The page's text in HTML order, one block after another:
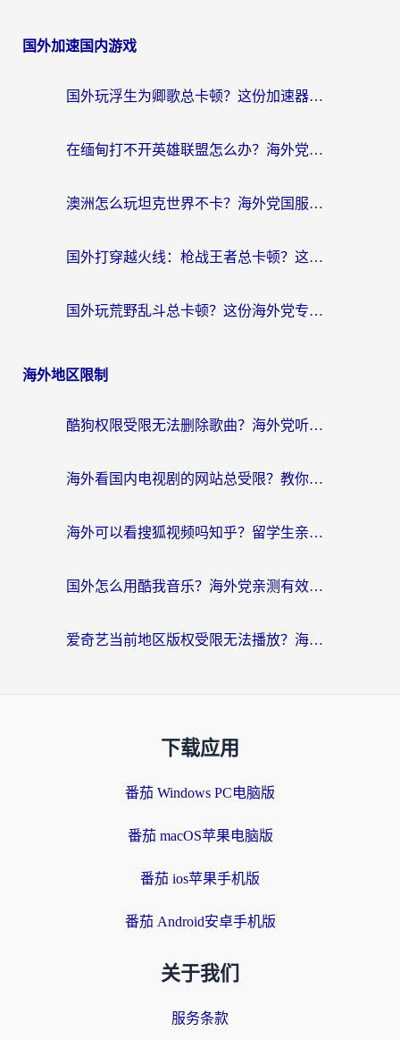
国外加速国内游戏
国外玩浮生为卿歌总卡顿？这份加速器选择指南帮你找回丝滑体验
在缅甸打不开英雄联盟怎么办？海外党亲测有效的国服游戏加速指南
澳洲怎么玩坦克世界不卡？海外党国服游戏加速终极指南（附逆战奇妙碰碰车解决方案）
国外打穿越火线：枪战王者总卡顿？这篇加速器推荐下载指南帮你解决延迟难题
国外玩荒野乱斗总卡顿？这份海外党专属的国服游戏加速攻略请收好
海外地区限制
酷狗权限受限无法删除歌曲？海外党听国内音乐的终极解决方案来了
海外看国内电视剧的网站总受限？教你选对回国加速器，轻松追热剧
海外可以看搜狐视频吗知乎？留学生亲测有效的回国加速器选择指南
国外怎么用酷我音乐？海外党亲测有效的回国加速方案，附千千音乐中文歌收听指南
爱奇艺当前地区版权受限无法播放？海外党追剧看电影的终极解决方案来了
下载应用
番茄 Windows PC电脑版
番茄 macOS苹果电脑版
番茄 ios苹果手机版
番茄 Android安卓手机版
关于我们
服务条款